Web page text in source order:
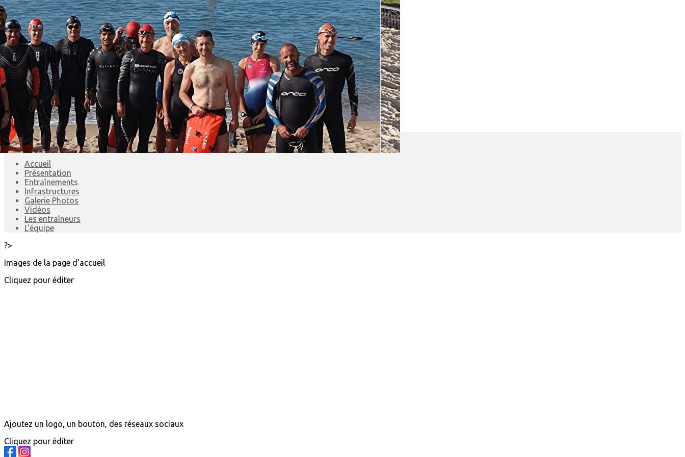
Exporter les lignes sélectionnées
Exporter toutes les colonnes
Exporter uniquement les colonnes affichées
Menu
<
>
Accueil
Présentation
Entraînements
Infrastructures
Galerie Photos
Vidéos
Les entraîneurs
L'équipe
?>
Images de la page d'accueil
Cliquez pour éditer
Ajoutez un logo, un bouton, des réseaux sociaux
Cliquez pour éditer